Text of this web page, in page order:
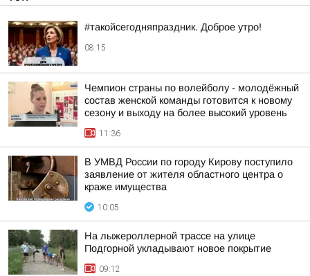
#такойсегодняпраздник. Доброе утро!
08:15
Чемпион страны по волейболу - молодёжный
состав женской команды готовится к новому
сезону и выходу на более высокий уровень
11:36
В УМВД России по городу Кирову поступило
заявление от жителя областного центра о
краже имущества
10:05
На лыжероллерной трассе на улице
Подгорной укладывают новое покрытие
09:12